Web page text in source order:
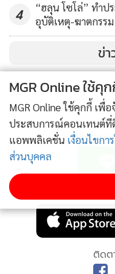
4
“ฮลุน โซโล่” ทำป
อุบัติเหตุ-ฆาตกรรม
ข่
ติดตามข่
MGR Online
ติดต
MGR Online ใช้คุ
MGR Online ใช้คุกกี้ เพื่
ประสบการณ์คอนเทนต์ที่
แอพพลิเคชั่น เงื่อนไขกา
ส่วนบุคคล